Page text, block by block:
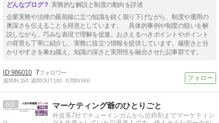
実務的な解説と制度の動向を詳述
企業実務や法律の最前線に立つ知識を鋭く掘り下げながら、制度や運用の
奥深さを伝えることを得意としています。 具体的事例や制度の狙いを解
説しながら、巧みな表現で理解を促進。おさえるべきポイントやポイント
の背景も丁寧に紹介し、実務に役立つ情報を提供しています。厳密さと分
かりやすさを兼ね備え、知識の深さと実用性を融合させた記事群です。
986010 7
週間IN:150 週間OUT:180 月間IN:666
6 マーケティング爺のひとりごと
外資系7社でチューインガムから抗癌剤までマーケティン